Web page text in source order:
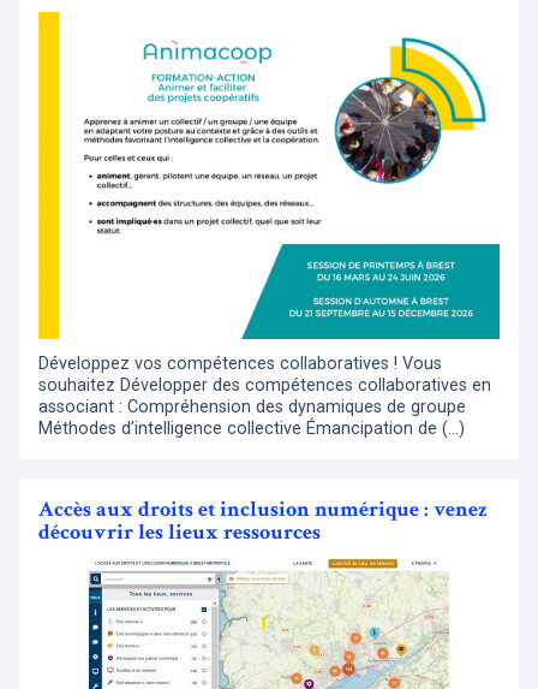
Développez vos compétences collaboratives ! Vous
souhaitez Développer des compétences collaboratives en
associant : Compréhension des dynamiques de groupe
Méthodes d’intelligence collective Émancipation de (…)
Accès aux droits et inclusion numérique : venez
découvrir les lieux ressources